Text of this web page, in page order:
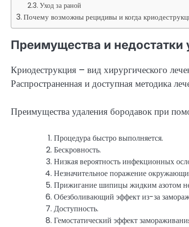
Уход за раной
Почему возможны рецидивы и когда
Преимущества и недостатки
Криодеструкция – вид хирургического
Распространенная и доступная методика
Преимущества удаления бородавок при
Процедура быстро выполняется.
Бескровность.
Низкая вероятность инфекционных
Незначительное поражение
Прижигание шипицы жидким азотом не
Обезболивающий эффект из-за
Доступность.
Гемостатический эффект